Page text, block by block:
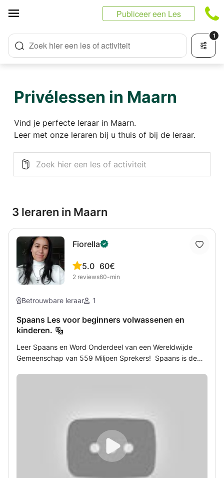
Publiceer een Les
Zoek hier een les of activiteit
1
Privélessen in Maarn
Vind je perfecte leraar in Maarn.
Leer met onze leraren bij u thuis of bij de leraar.
3 leraren in Maarn
Fiorella
5.0
2 reviews
60€
60-min
Betrouwbare leraar 1
Spaans Les voor beginners volwassenen en
kinderen.
Leer Spaans en Word Onderdeel van een Wereldwijde
Gemeenschap van 559 Miljoen Sprekers! Spaans is de
talloze deuren voor jou. Spaans leren hoeft helemaal niet
ingewikkeld te zijn. We kunnen eenvoudig beginnen met
de meest nuttige en veelvoorkomende zinnen die je in het
dagelijks leven kunt gebruiken. Denk aan:
"Goedemorgen", "Goedenavond", "Dank u" en "Tot ziens".